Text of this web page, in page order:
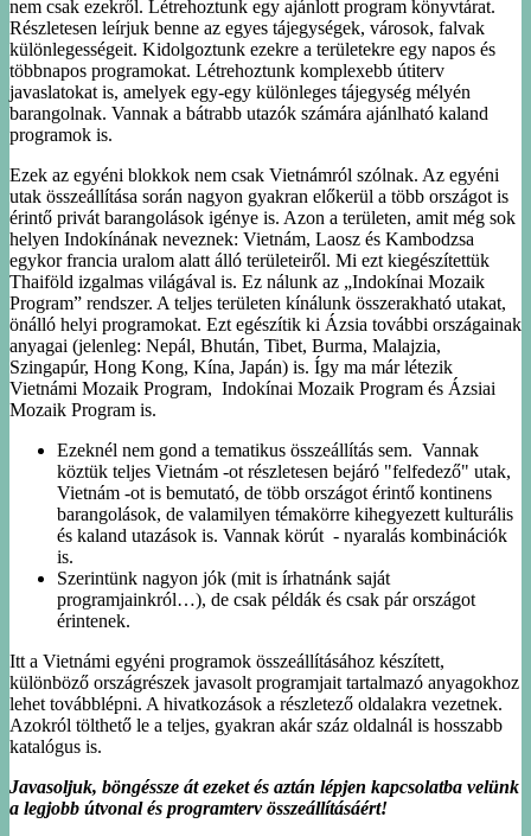
nem csak ezekről. Létrehoztunk egy ajánlott program könyvtárat.
Részletesen leírjuk benne az egyes tájegységek, városok, falvak
különlegességeit. Kidolgoztunk ezekre a területekre egy napos és
többnapos programokat. Létrehoztunk komplexebb útiterv
javaslatokat is, amelyek egy-egy különleges tájegység mélyén
barangolnak. Vannak a bátrabb utazók számára ajánlható kaland
programok is.
Ezek az egyéni blokkok nem csak Vietnámról szólnak. Az egyéni
utak összeállítása során nagyon gyakran előkerül a több országot is
érintő privát barangolások igénye is. Azon a területen, amit még sok
helyen Indokínának neveznek: Vietnám, Laosz és Kambodzsa
egykor francia uralom alatt álló területeiről. Mi ezt kiegészítettük
Thaiföld izgalmas világával is. Ez nálunk az „Indokínai Mozaik
Program” rendszer. A teljes területen kínálunk összerakható utakat,
önálló helyi programokat. Ezt egészítik ki Ázsia további országainak
anyagai (jelenleg: Nepál, Bhután, Tibet, Burma, Malajzia,
Szingapúr, Hong Kong, Kína, Japán) is. Így ma már létezik
Vietnámi Mozaik Program, Indokínai Mozaik Program és Ázsiai
Mozaik Program is.
Ezeknél nem gond a tematikus összeállítás sem. Vannak
köztük teljes Vietnám -ot részletesen bejáró "felfedező" utak,
Vietnám -ot is bemutató, de több országot érintő kontinens
barangolások, de valamilyen témakörre kihegyezett kulturális
és kaland utazások is. Vannak körút - nyaralás kombinációk
is.
Szerintünk nagyon jók (mit is írhatnánk saját
programjainkról…), de csak példák és csak pár országot
érintenek.
Itt a Vietnámi egyéni programok összeállításához készített,
különböző országrészek javasolt programjait tartalmazó anyagokhoz
lehet továbblépni. A hivatkozások a részletező oldalakra vezetnek.
Azokról tölthető le a teljes, gyakran akár száz oldalnál is hosszabb
katalógus is.
Javasoljuk, böngéssze át ezeket és aztán lépjen kapcsolatba velünk
a legjobb útvonal és programterv összeállításáért!